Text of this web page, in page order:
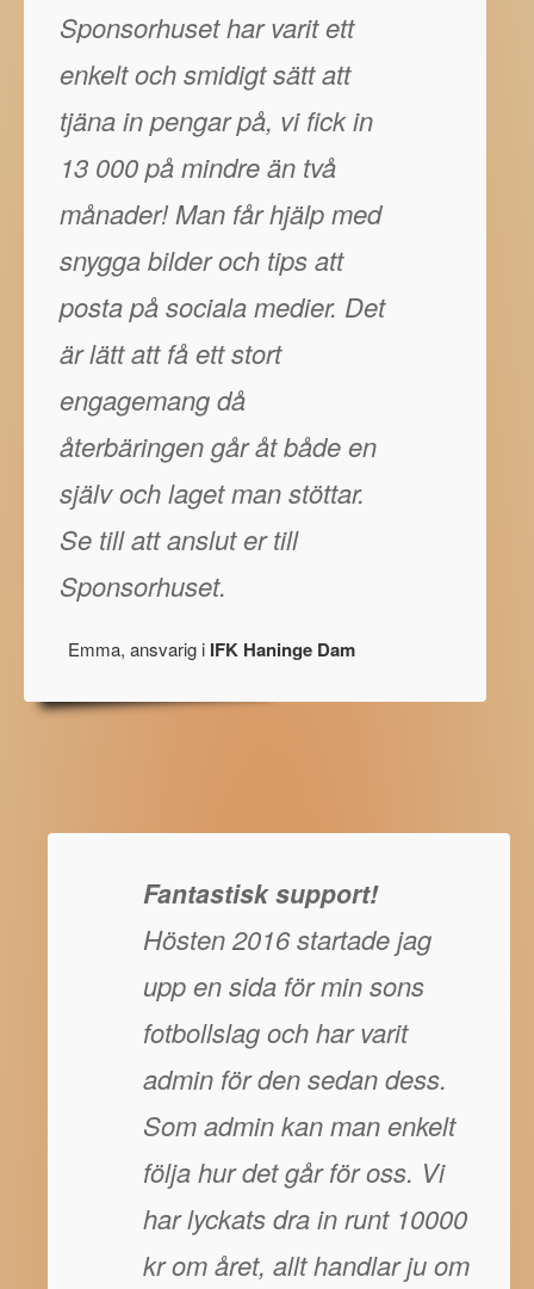
Sponsorhuset har varit ett
enkelt och smidigt sätt att
tjäna in pengar på, vi fick in
13 000 på mindre än två
månader! Man får hjälp med
snygga bilder och tips att
posta på sociala medier. Det
är lätt att få ett stort
engagemang då
återbäringen går åt både en
själv och laget man stöttar.
Se till att anslut er till
Sponsorhuset.
Emma, ansvarig i IFK Haninge Dam
Fantastisk support!
Hösten 2016 startade jag
upp en sida för min sons
fotbollslag och har varit
admin för den sedan dess.
Som admin kan man enkelt
följa hur det går för oss. Vi
har lyckats dra in runt 10000
kr om året, allt handlar ju om